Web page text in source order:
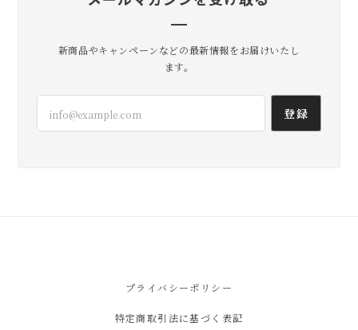
届きました！ ありがとうございました😊
無事到着よかったです。 いろいろ使
い方試してみてくださいね！ たくさ
なるし 小さい割に使い勝手が良さそう◯ なによ
りかわいい♡ 保存袋の巾着も素敵です！ ありが
新商品やキャンペーンなどの最新情報をお届けいたし
ます。
登録
プライバシーポリシー
特定商取引法に基づく表記